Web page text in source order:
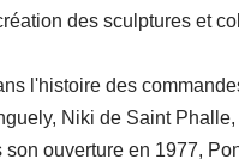
des sculptures et
l'histoire des
Niki de Saint
ouverture en 1977,